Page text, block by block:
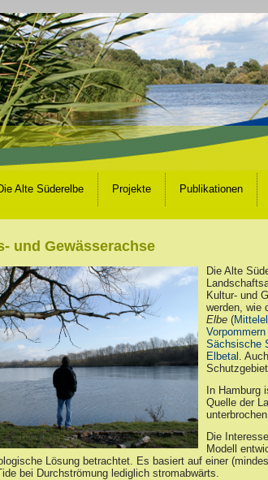
Alte Süderelbe Projekte Publikationen
und Gewässerachse
Die Alte
Kultur- und
werden, wie
Elbe (
Vorpommern
Sächsische
Elbetal .
In Hamburg
Quelle der
Die
Modell
Lösung betrachtet. Es basiert auf einer
bei Durchströmung lediglich stromabwärts.